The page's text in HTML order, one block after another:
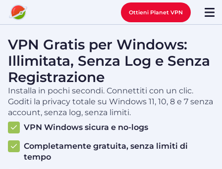
Ottieni Planet VPN
VPN Gratis per Windows:
Illimitata, Senza Log e Senza
Registrazione
Installa in pochi secondi. Connettiti con un clic.
Goditi la privacy totale su Windows 11, 10, 8 e 7 senza
account, senza log, senza limiti.
VPN Windows sicura e no-logs
Completamente gratuita, senza limiti di
tempo